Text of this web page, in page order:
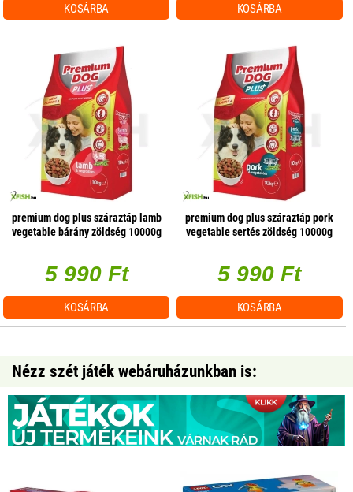
KOSÁRBA KOSÁRBA
premium dog plus száraztáp lamb
vegetable bárány zöldség 10000g
5 990 Ft
KOSÁRBA
premium dog plus száraztáp pork
vegetable sertés zöldség 10000g
5 990 Ft
KOSÁRBA
Nézz szét játék webáruházunkban is: